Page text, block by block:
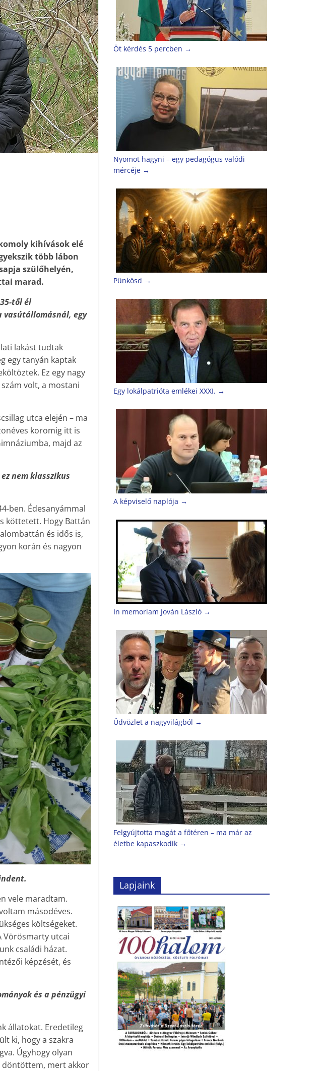
kihívások elé
több lábon
szülőhelyén,
marad.
től él
vasútállomásnál, egy
lakást tudtak
egy tanyán kaptak
Ez egy nagy
volt, a mostani
utca elején – ma
koromig itt is
majd az
nem klasszikus
ben. Édesanyámmal
köttetett. Hogy Battán
és idős is,
korán és nagyon
vele maradtam.
másodéves.
költségeket.
Vörösmarty utcai
családi házat.
képzését, és
és a pénzügyi
állatokat. Eredetileg
ki, hogy a szakra
Úgyhogy olyan
döntöttem, mert akkor
Öt kérdés 5 percben →
Nyomot hagyni – egy pedagógus valódi
mércéje →
Pünkösd →
Egy lokálpatrióta emlékei XXXI. →
A képviselő naplója →
In memoriam Jován László →
Üdvözlet a nagyvilágból →
Felgyújtotta magát a főtéren – ma már az
életbe kapaszkodik →
Lapjaink